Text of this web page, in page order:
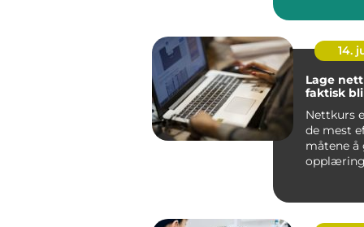
det er ...
14.
Lage
faktisk
Nettkurs
de mest
måtene å
opplæring